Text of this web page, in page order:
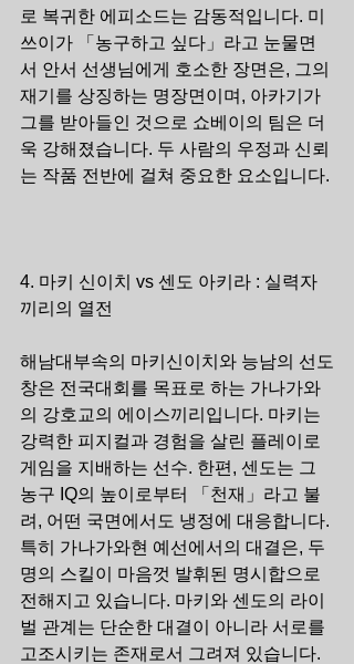
로 복귀한 에피소드는 감동적입니다. 미
쓰이가 「농구하고 싶다」라고 눈물면
서 안서 선생님에게 호소한 장면은, 그의
재기를 상징하는 명장면이며, 아카기가
그를 받아들인 것으로 쇼베이의 팀은 더
욱 강해졌습니다. 두 사람의 우정과 신뢰
는 작품 전반에 걸쳐 중요한 요소입니다.
4. 마키 신이치 vs 센도 아키라 : 실력자
끼리의 열전
해남대부속의 마키신이치와 능남의 선도
창은 전국대회를 목표로 하는 가나가와
의 강호교의 에이스끼리입니다. 마키는
강력한 피지컬과 경험을 살린 플레이로
게임을 지배하는 선수. 한편, 센도는 그
농구 IQ의 높이로부터 「천재」라고 불
려, 어떤 국면에서도 냉정에 대응합니다.
특히 가나가와현 예선에서의 대결은, 두
명의 스킬이 마음껏 발휘된 명시합으로
전해지고 있습니다. 마키와 센도의 라이
벌 관계는 단순한 대결이 아니라 서로를
고조시키는 존재로서 그려져 있습니다.